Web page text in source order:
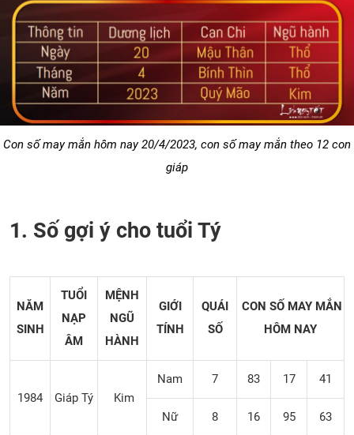
Con số may mắn hôm nay 20/4/2023, con số may mắn theo 12 con
giáp
1. Số gợi ý cho tuổi Tý
NĂM
SINH
TUỔI
NẠP
ÂM
MỆNH
NGŨ
HÀNH
GIỚI
TÍNH
QUÁI
SỐ
CON SỐ MAY MẮN
HÔM NAY
1984 Giáp Tý Kim
Nam 7 83 17 41
Nữ 8 16 95 63